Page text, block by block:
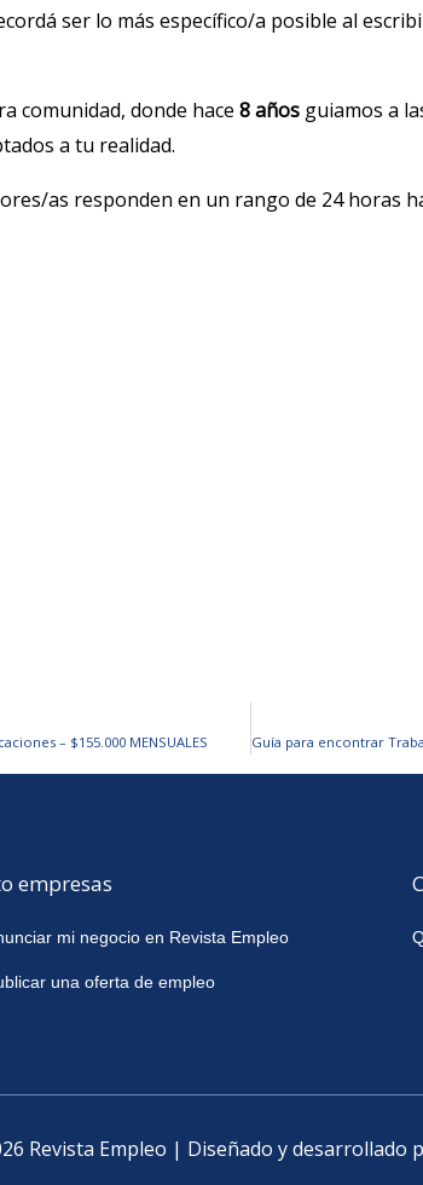
ser lo más específico/a posible al
comunidad, donde hace 8 añosguiamos a
a tu realidad.
as responden en un rango de 24 horas
– $155.000 MENSUALES
empresas
mi negocio en Revista Empleo
una oferta de empleo
Revista Empleo | Diseñado y desarrollado